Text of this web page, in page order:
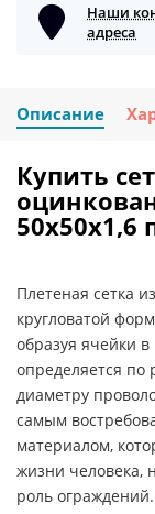
Наши
адреса
Описание
Купить
50x50x1,6
Плетеная сетка
кругловатой
образуя ячейки
определяется по
диаметру
самым
материалом,
жизни человека,
роль ограждений.